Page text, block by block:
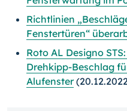
Richtlinien
Fenstertüren“
Roto AL Designo
Drehkipp-Beschlag
Alufenster